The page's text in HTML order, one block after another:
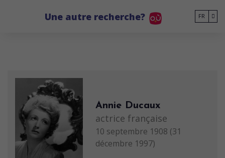
Une autre recherche? FR
Annie Ducaux
actrice française
10 septembre 1908 (31
décembre 1997)